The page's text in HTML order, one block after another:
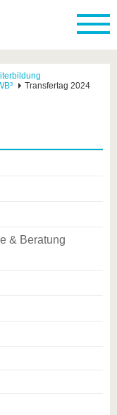
Transfertag 2024
& Beratung